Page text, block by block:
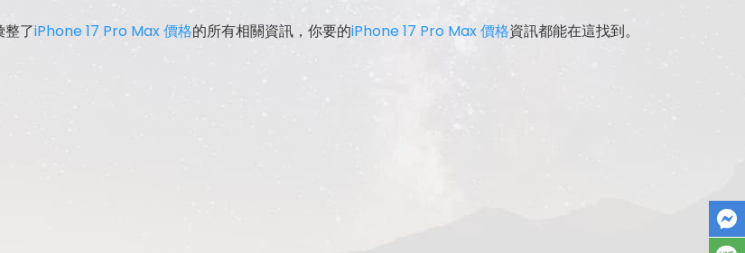
了iPhone 17 Pro Max 價格的所有相關資訊，你要的iPhone 17 Pro Max 價格資訊都能在這找到。